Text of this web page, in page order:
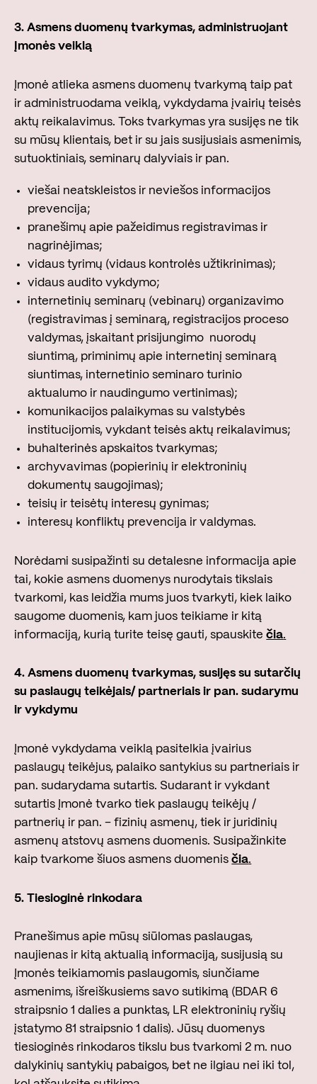
3. Asmens duomenų tvarkymas, administruojant
Įmonės veiklą
Įmonė atlieka asmens duomenų tvarkymą taip pat
ir administruodama veiklą, vykdydama įvairių teisės
aktų reikalavimus. Toks tvarkymas yra susijęs ne tik
su mūsų klientais, bet ir su jais susijusiais asmenimis,
sutuoktiniais, seminarų dalyviais ir pan.
viešai neatskleistos ir neviešos informacijos
prevencija;
pranešimų apie pažeidimus registravimas ir
nagrinėjimas;
vidaus tyrimų (vidaus kontrolės užtikrinimas);
vidaus audito vykdymo;
internetinių seminarų (vebinarų) organizavimo
(registravimas į seminarą, registracijos proceso
valdymas, įskaitant prisijungimo nuorodų
siuntimą, priminimų apie internetinį seminarą
siuntimas, internetinio seminaro turinio
aktualumo ir naudingumo vertinimas);
komunikacijos palaikymas su valstybės
institucijomis, vykdant teisės aktų reikalavimus;
buhalterinės apskaitos tvarkymas;
archyvavimas (popierinių ir elektroninių
dokumentų saugojimas);
teisių ir teisėtų interesų gynimas;
interesų konfliktų prevencija ir valdymas.
Norėdami susipažinti su detalesne informacija apie
tai, kokie asmens duomenys nurodytais tikslais
tvarkomi, kas leidžia mums juos tvarkyti, kiek laiko
saugome duomenis, kam juos teikiame ir kitą
informaciją, kurią turite teisę gauti, spauskitečia.
4.Asmens duomenų tvarkymas, susijęs su sutarčių
su paslaugų teikėjais/ partneriais ir pan. sudarymu
ir vykdymu
Įmonė vykdydama veiklą pasitelkia įvairius
paslaugų teikėjus, palaiko santykius su partneriais ir
pan. sudarydama sutartis. Sudarant ir vykdant
sutartis Įmonė tvarko tiek paslaugų teikėjų /
partnerių ir pan. – fizinių asmenų, tiek ir juridinių
asmenų atstovų asmens duomenis. Susipažinkite
kaip tvarkome šiuos asmens duomenisčia.
5.Tiesioginė rinkodara
Pranešimus apie mūsų siūlomas paslaugas,
naujienas ir kitą aktualią informaciją, susijusią su
Įmonės teikiamomis paslaugomis, siunčiame
asmenims, išreiškusiems savo sutikimą (BDAR 6
straipsnio 1 dalies a punktas, LR elektroninių ryšių
įstatymo 81 straipsnio 1 dalis). Jūsų duomenys
tiesioginės rinkodaros tikslu bus tvarkomi 2 m. nuo
dalykinių santykių pabaigos, bet ne ilgiau nei iki tol,